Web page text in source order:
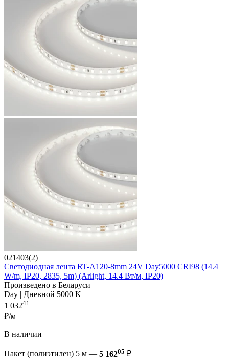
021403(2)
Светодиодная лента RT-A120-8mm 24V Day5000 CRI98 (14.4
W/m, IP20, 2835, 5m) (Arlight, 14.4 Вт/м, IP20)
Произведено в Беларуси
Day | Дневной 5000 K
1 03241
₽/м
В наличии
Пакет (полиэтилен) 5 м — 5 16205 ₽